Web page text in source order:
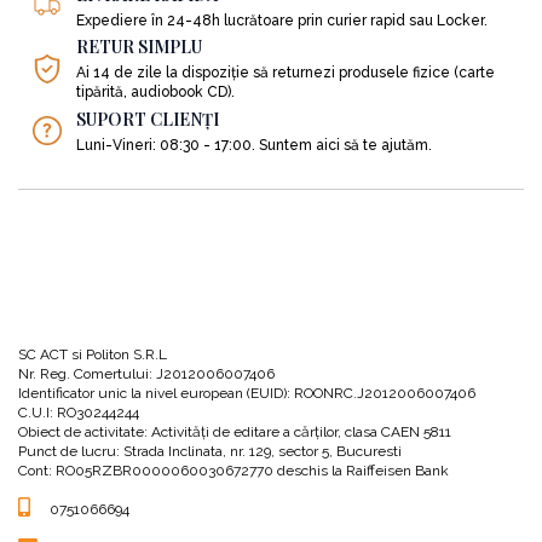
Prima parte - Evoluția în acțiune: introducerea holacrației
În această primă parte a audiobookului vei afla cum se distribuie autoritatea
în cadrul unei organizații holacratice, pornind de la întrebarea: cum oferi unei
Analogia cu modul în care funcționează corpul uman te va face să te
îndoiești încă și mai mult de eficiența modului în care sunt conduse
organizațiile astăzi:
„Imaginează-ți, de exemplu, că leucocitele tale, atunci când ar
minții conștiente și ar trebui să aștepte să îți dai acordul pentru
Expediere în 24-48h lucrătoare prin curier rapid sau Locker.
RETUR SIMPLU
Ai 14 de zile la dispoziție să returnezi produsele fizice (carte
tipărită, audiobook CD).
SUPORT CLIENȚI
Luni-Vineri: 08:30 - 17:00. Suntem aici să te ajutăm.
SC ACT si Politon S.R.L
Nr. Reg. Comertului: J2012006007406
Identificator unic la nivel european (EUID): ROONRC.J2012006007406
C.U.I: RO30244244
Obiect de activitate: Activităţi de editare a cărţilor, clasa CAEN 5811
Punct de lucru: Strada Inclinata, nr. 129, sector 5, Bucuresti
Cont: RO05RZBR0000060030672770 deschis la Raiffeisen Bank
0751066694